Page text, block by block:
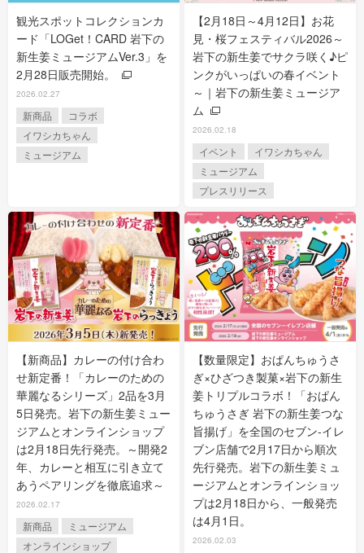
観光スポットコレクションカ
ード「LOGet！CARD 岩下の
新生姜ミュージアムVer.3」を
2月28日販売開始。
2026.02.27
新商品
コラボ
イワシカちゃん
ミュージアム
【2月18日～4月12日】お花
見・桜フェスティバル2026～
岩下の新生姜でサクラ咲く♪ピ
ンクがいっぱいの春イベント
～｜岩下の新生姜ミュージア
ム
2026.02.18
イベント
イワシカちゃん
ミュージアム
プレスリリース
【新商品】カレーの付け合わ
せ新定番！「カレーのための
華麗なるシリーズ」2品を3月
5日発売。岩下の新生姜ミュー
ジアムとオンラインショップ
は2月18日先行発売。～開発2
年、カレーと相互に引き立て
あうペアリングを徹底追求～
2026.02.17
新商品
ミュージアム
オンラインショップ
【数量限定】おぱんちゅうさ
ぎ×ひざつき製菓×岩下の新生
姜トリプルコラボ！「おぱん
ちゅうさぎ 岩下の新生姜つな
旨揚げ」を全国のセブン‐イレ
ブン店舗で2月17日から順次
先行発売。岩下の新生姜ミュ
ージアムとオンラインショッ
プは2月18日から、一般発売
は4月1日。
2026.02.03